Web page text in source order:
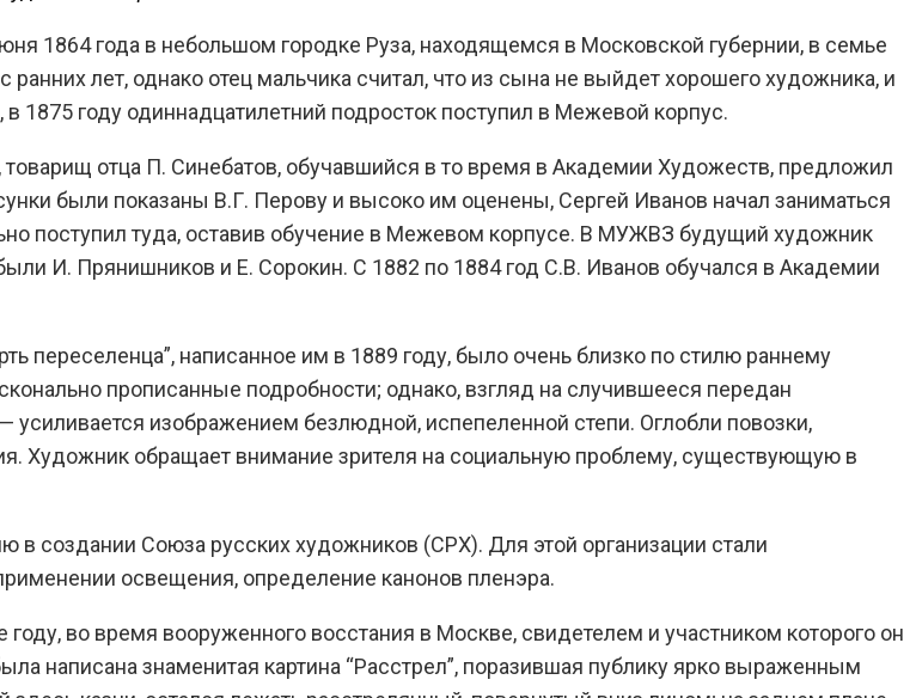
1864 года в небольшом городке Руза, находящемся в Московской губернии, в семье
лет, однако отец мальчика считал, что из сына не выйдет хорошего художника, и
году одиннадцатилетний подросток поступил в Межевой корпус.
товарищ отца П. Синебатов, обучавшийся в то время в Академии Художеств, предложил
были показаны В.Г. Перову и высоко им оценены, Сергей Иванов начал заниматься
поступил туда, оставив обучение в Межевом корпусе. В МУЖВЗ будущий художник
И. Прянишников и Е. Сорокин. С 1882 по 1884 год С.В. Иванов обучался в Академии
переселенца”, написанное им в 1889 году, было очень близко по стилю раннему
прописанные подробности; однако, взгляд на случившееся передан
усиливается изображением безлюдной, испепеленной степи. Оглобли повозки,
Художник обращает внимание зрителя на социальную проблему, существующую в
создании Союза русских художников (СРХ). Для этой организации стали
освещения, определение канонов пленэра.
во время вооруженного восстания в Москве, свидетелем и участником которого он
написана знаменитая картина “Расстрел”, поразившая публику ярко выраженным